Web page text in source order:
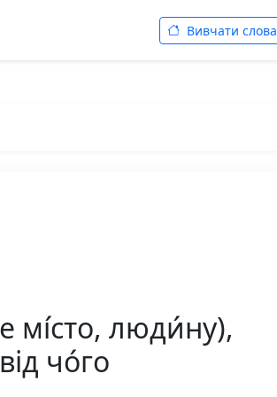
Вивчати слова
мі́сто, люди́ну),
чо́го